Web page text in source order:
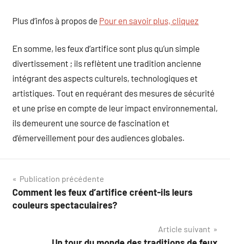
Plus d’infos à propos de Pour en savoir plus, cliquez
En somme, les feux d’artifice sont plus qu’un simple
divertissement ; ils reflètent une tradition ancienne
intégrant des aspects culturels, technologiques et
artistiques. Tout en requérant des mesures de sécurité
et une prise en compte de leur impact environnemental,
ils demeurent une source de fascination et
d’émerveillement pour des audiences globales.
Navigation
de
Publication précédente
Comment les feux d’artifice créent-ils leurs
couleurs spectaculaires?
Article suivant